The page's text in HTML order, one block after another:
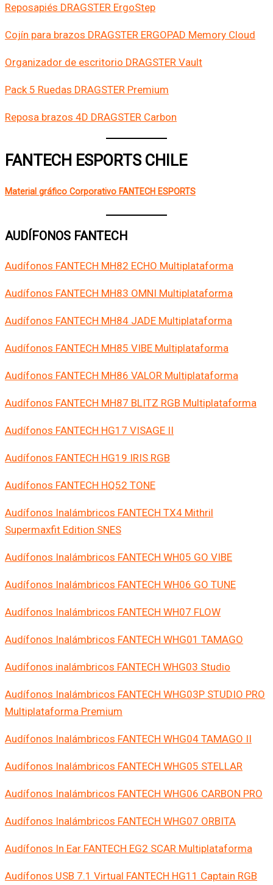
Reposapiés DRAGSTER ErgoStep
Cojín para brazos DRAGSTER ERGOPAD Memory Cloud
Organizador de escritorio DRAGSTER Vault
Pack 5 Ruedas DRAGSTER Premium
Reposa brazos 4D DRAGSTER Carbon
FANTECH ESPORTS CHILE
Material gráfico Corporativo FANTECH ESPORTS
AUDÍFONOS FANTECH
Audífonos FANTECH MH82 ECHO Multiplataforma
Audífonos FANTECH MH83 OMNI Multiplataforma
Audífonos FANTECH MH84 JADE Multiplataforma
Audífonos FANTECH MH85 VIBE Multiplataforma
Audífonos FANTECH MH86 VALOR Multiplataforma
Audífonos FANTECH MH87 BLITZ RGB Multiplataforma
Audífonos FANTECH HG17 VISAGE II
Audífonos FANTECH HG19 IRIS RGB
Audífonos FANTECH HQ52 TONE
Audífonos Inalámbricos FANTECH TX4 Mithril
Supermaxfit Edition SNES
Audífonos Inalámbricos FANTECH WH05 GO VIBE
Audífonos Inalámbricos FANTECH WH06 GO TUNE
Audífonos Inalámbricos FANTECH WH07 FLOW
Audífonos Inalámbricos FANTECH WHG01 TAMAGO
Audífonos inalámbricos FANTECH WHG03 Studio
Audífonos Inalámbricos FANTECH WHG03P STUDIO PRO
Multiplataforma Premium
Audífonos Inalámbricos FANTECH WHG04 TAMAGO II
Audífonos Inalámbricos FANTECH WHG05 STELLAR
Audífonos Inalámbricos FANTECH WHG06 CARBON PRO
Audífonos Inalámbricos FANTECH WHG07 ORBITA
Audífonos In Ear FANTECH EG2 SCAR Multiplataforma
Audífonos USB 7.1 Virtual FANTECH HG11 Captain RGB